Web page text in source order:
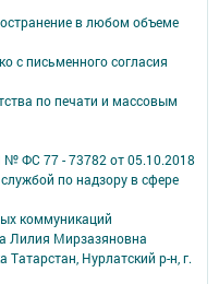
в любом объеме
с письменного согласия
по печати и массовым
ФС 77 -⁠ 73782 от 05.10.2018
по надзору в сфере
коммуникаций
Лилия Мирзазяновна
Нурлатский р-н, г.